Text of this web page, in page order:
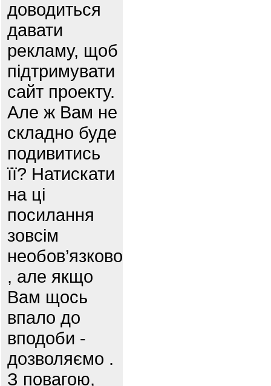
доводиться
давати
рекламу, щоб
підтримувати
сайт проекту.
Але ж Вам не
складно буде
подивитись
її? Натискати
на ці
посилання
зовсім
необов’язково
, але якщо
Вам щось
впало до
вподоби -
дозволяємо .
З повагою,